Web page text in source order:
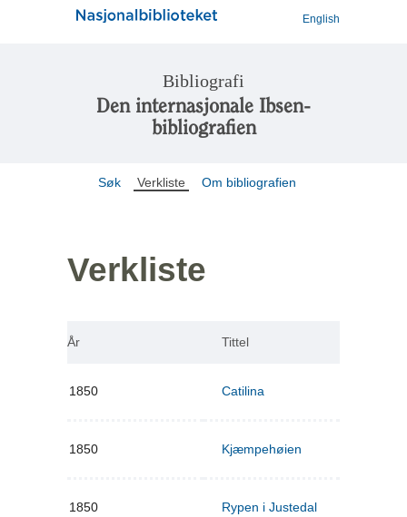
English
Bibliografi
Den internasjonale Ibsen-
bibliografien
Søk Verkliste Om bibliografien
Verkliste
År Tittel
1850 Catilina
1850 Kjæmpehøien
1850 Rypen i Justedal